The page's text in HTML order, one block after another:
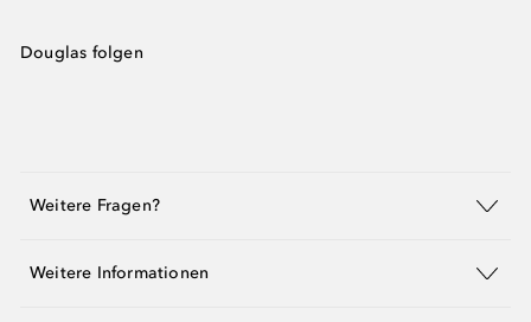
Douglas folgen
Weitere Fragen?
Weitere Informationen